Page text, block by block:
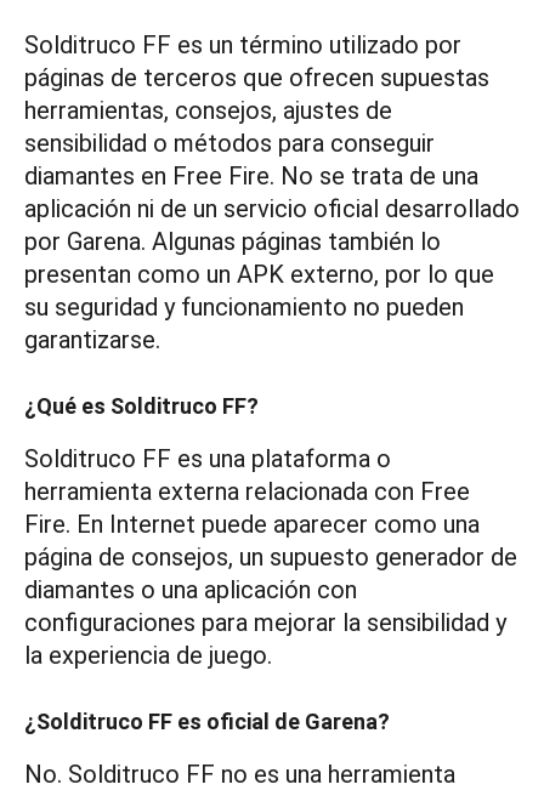
Solditruco FF es un término utilizado por
páginas de terceros que ofrecen supuestas
herramientas, consejos, ajustes de
sensibilidad o métodos para conseguir
diamantes en Free Fire. No se trata de una
aplicación ni de un servicio oficial desarrollado
por Garena. Algunas páginas también lo
presentan como un APK externo, por lo que
su seguridad y funcionamiento no pueden
garantizarse.
¿Qué es Solditruco FF?
Solditruco FF es una plataforma o
herramienta externa relacionada con Free
Fire. En Internet puede aparecer como una
página de consejos, un supuesto generador de
diamantes o una aplicación con
configuraciones para mejorar la sensibilidad y
la experiencia de juego.
¿Solditruco FF es oficial de Garena?
No. Solditruco FF no es una herramienta